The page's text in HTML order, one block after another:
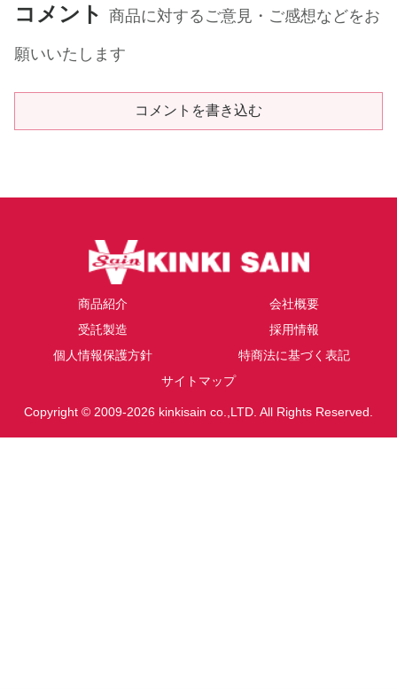
コメント 商品に対するご意見・ご感想などをお
願いいたします
コメントを書き込む
商品紹介
会社概要
受託製造
採用情報
個人情報保護方針
特商法に基づく表記
サイトマップ
Copyright © 2009-2026 kinkisain co.,LTD. All Rights Reserved.